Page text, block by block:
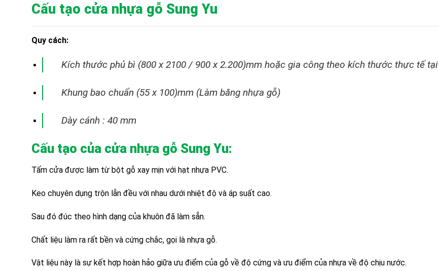
Cấu tạo cửa nhựa gỗ Sung Yu
Quy cách:
Kích thước phủ bì (800 x 2100 / 900 x 2.200)mm hoặc gia công theo kích thước thực tế tại
Khung bao chuẩn (55 x 100)mm (Làm bằng nhựa gỗ)
Dày cánh : 40 mm
Cấu tạo của cửa nhựa gỗ Sung Yu:
Tấm cửa được làm từ bột gỗ xay mịn với hạt nhựa PVC.
Keo chuyên dụng trộn lẫn đều với nhau dưới nhiệt độ và áp suất cao.
Sau đó đúc theo hình dạng của khuôn đã làm sẵn.
Chất liệu làm ra rất bền và cứng chắc, gọi là nhựa gỗ.
Vật liệu này là sự kết hợp hoàn hảo giữa ưu điểm của gỗ về độ cứng và ưu điểm của nhựa về độ chịu nước.